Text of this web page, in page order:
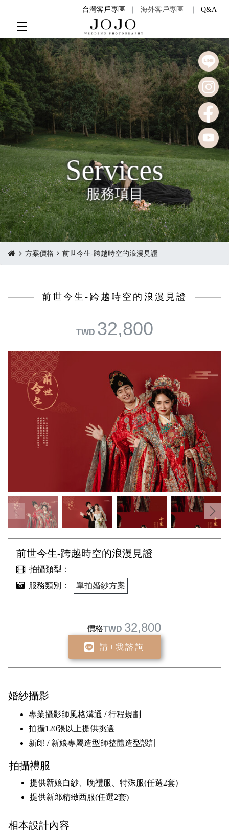
台灣客戶專區 海外客戶專區 Q&A
方案價格 前世今生-跨越時空的浪漫見證
前世今生-跨越時空的浪漫見證
TWD 32,800
前世今生-跨越時空的浪漫見證
拍攝類型：
服務類別：
單拍婚紗方案
價格TWD 32,800
請+我諮詢
婚紗攝影
專業攝影師風格溝通 / 行程規劃
拍攝120張以上提供挑選
新郎 / 新娘專屬造型師整體造型設計
拍攝禮服
提供新娘白紗、晚禮服、特殊服(任選2套)
提供新郎精緻西服(任選2套)
相本設計內容